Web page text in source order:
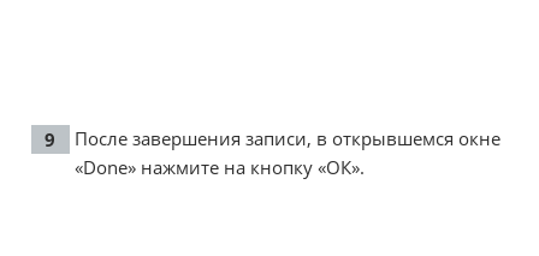
После завершения записи, в открывшемся окне
«Done» нажмите на кнопку «ОК».